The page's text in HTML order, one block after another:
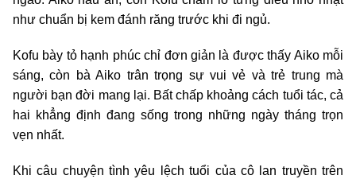
như chuẩn bị kem đánh răng trước khi đi ngủ.
Kofu bày tỏ hạnh phúc chỉ đơn giản là được thấy Aiko mỗi
sáng, còn bà Aiko trân trọng sự vui vẻ và trẻ trung mà
người bạn đời mang lại. Bất chấp khoảng cách tuổi tác, cả
hai khẳng định đang sống trong những ngày tháng trọn
vẹn nhất.
Khi câu chuyện tình yêu lệch tuổi của cô lan truyền trên